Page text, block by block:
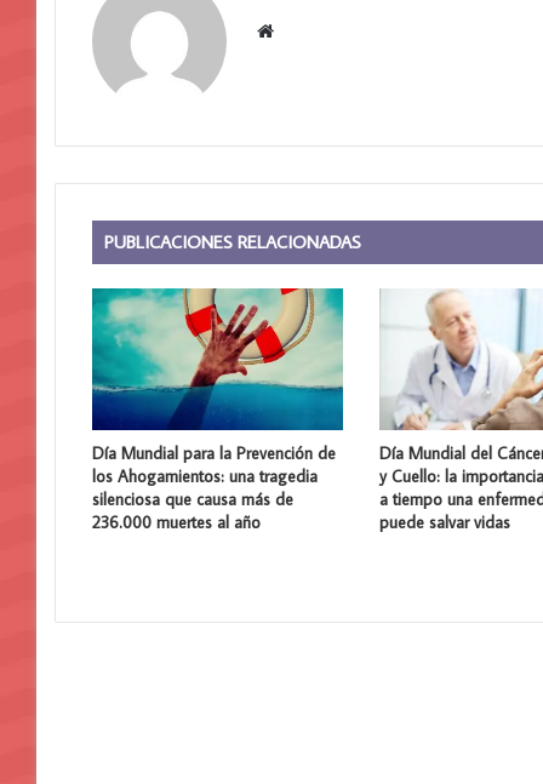
Sitio
PUBLICACIONES RELACIONADAS
Día Mundial para la Prevención de
los Ahogamientos: una tragedia
silenciosa que causa más de
236.000 muertes al año
Día Mundial del
y Cuello: la
a tiempo una
puede salvar vidas